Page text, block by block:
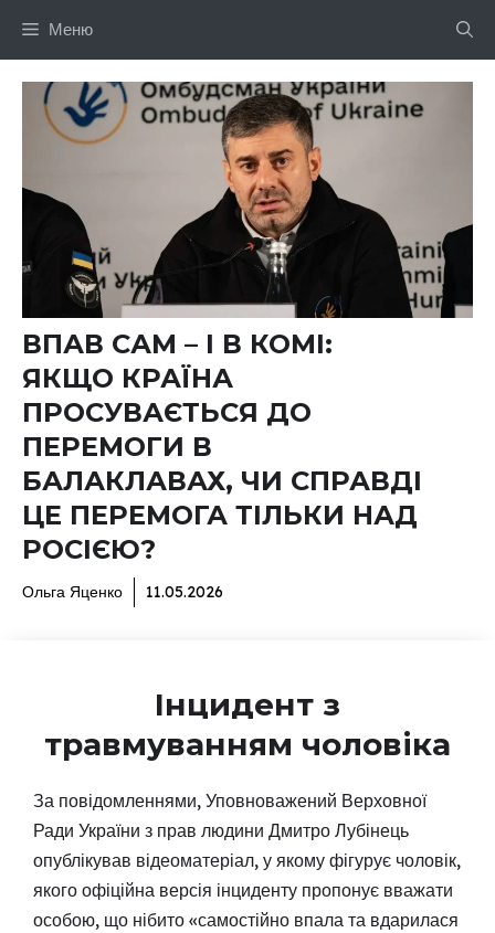
Меню
ВПАВ САМ – І В КОМІ:
ЯКЩО КРАЇНА
ПРОСУВАЄТЬСЯ ДО
ПЕРЕМОГИ В
БАЛАКЛАВАХ, ЧИ СПРАВДІ
ЦЕ ПЕРЕМОГА ТІЛЬКИ НАД
РОСІЄЮ?
Ольга Яценко 11.05.2026
Інцидент з
травмуванням чоловіка
За повідомленнями, Уповноважений Верховної
Ради України з прав людини Дмитро Лубінець
опублікував відеоматеріал, у якому фігурує чоловік,
якого офіційна версія інциденту пропонує вважати
особою, що нібито «самостійно впала та вдарилася